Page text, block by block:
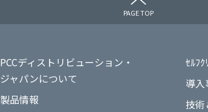
PAGE TOP
PCCディストリビューション・
ジャパンについて
製品情報
ｾﾙﾌ
導入
技術